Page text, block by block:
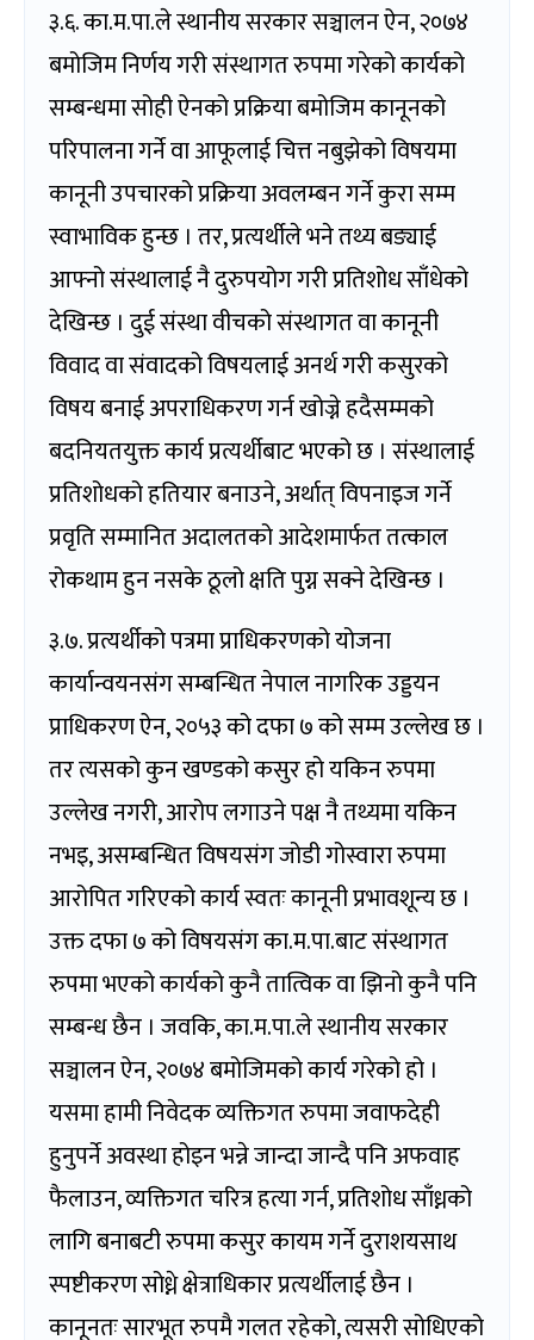
३.६. का.म.पा.ले स्थानीय सरकार सञ्चालन ऐन, २०७४
बमोजिम निर्णय गरी संस्थागत रुपमा गरेको कार्यको
सम्बन्धमा सोही ऐनको प्रक्रिया बमोजिम कानूनको
परिपालना गर्ने वा आफूलाई चित्त नबुझेको विषयमा
कानूनी उपचारको प्रक्रिया अवलम्बन गर्ने कुरा सम्म
स्वाभाविक हुन्छ । तर, प्रत्यर्थीले भने तथ्य बङ्याई
आफ्नो संस्थालाई नै दुरुपयोग गरी प्रतिशोध साँधेको
देखिन्छ । दुई संस्था वीचको संस्थागत वा कानूनी
विवाद वा संवादको विषयलाई अनर्थ गरी कसुरको
विषय बनाई अपराधिकरण गर्न खोज्ने हदैसम्मको
बदनियतयुक्त कार्य प्रत्यर्थीबाट भएको छ । संस्थालाई
प्रतिशोधको हतियार बनाउने, अर्थात् विपनाइज गर्ने
प्रवृति सम्मानित अदालतको आदेशमार्फत तत्काल
रोकथाम हुन नसके ठूलो क्षति पुग्न सक्ने देखिन्छ ।
३.७. प्रत्यर्थीको पत्रमा प्राधिकरणको योजना
कार्यान्वयनसंग सम्बन्धित नेपाल नागरिक उड्डयन
प्राधिकरण ऐन, २०५३ को दफा ७ को सम्म उल्लेख छ ।
तर त्यसको कुन खण्डको कसुर हो यकिन रुपमा
उल्लेख नगरी, आरोप लगाउने पक्ष नै तथ्यमा यकिन
नभइ, असम्बन्धित विषयसंग जोडी गोस्वारा रुपमा
आरोपित गरिएको कार्य स्वतः कानूनी प्रभावशून्य छ ।
उक्त दफा ७ को विषयसंग का.म.पा.बाट संस्थागत
रुपमा भएको कार्यको कुनै तात्विक वा झिनो कुनै पनि
सम्बन्ध छैन । जवकि, का.म.पा.ले स्थानीय सरकार
सञ्चालन ऐन, २०७४ बमोजिमको कार्य गरेको हो ।
यसमा हामी निवेदक व्यक्तिगत रुपमा जवाफदेही
हुनुपर्ने अवस्था होइन भन्ने जान्दा जान्दै पनि अफवाह
फैलाउन, व्यक्तिगत चरित्र हत्या गर्न, प्रतिशोध साँध्नको
लागि बनाबटी रुपमा कसुर कायम गर्ने दुराशयसाथ
स्पष्टीकरण सोध्ने क्षेत्राधिकार प्रत्यर्थीलाई छैन ।
कानूनतः सारभूत रुपमै गलत रहेको, त्यसरी सोधिएको